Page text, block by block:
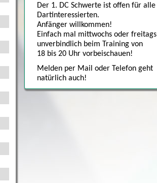
Der 1. DC Schwerte ist offen für alle
Dartinteressierten.
Anfänger willkommen!
Einfach mal mittwochs oder freitags
unverbindlich beim Training von
18 bis 20 Uhr vorbeischauen!
Melden per Mail oder Telefon geht
natürlich auch!